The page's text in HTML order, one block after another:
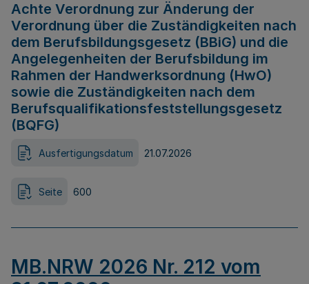
Achte Verordnung zur Änderung der
Verordnung über die Zuständigkeiten nach
dem Berufsbildungsgesetz (BBiG) und die
Angelegenheiten der Berufsbildung im
Rahmen der Handwerksordnung (HwO)
sowie die Zuständigkeiten nach dem
Berufsqualifikationsfeststellungsgesetz
(BQFG)
Ausfertigungsdatum 21.07.2026
Seite 600
MB.NRW 2026 Nr. 212 vom